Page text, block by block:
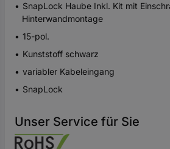
SnapLock Haube Inkl. Kit mit
Hinterwandmontage
15-pol.
Kunststoff schwarz
variabler Kabeleingang
SnapLock
Unser Service für Sie